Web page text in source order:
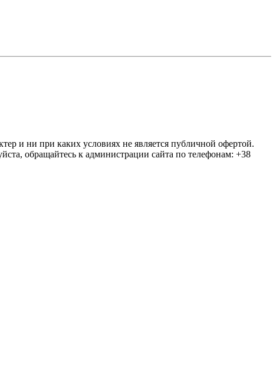
и ни при каких условиях не является публичной офертой.
обращайтесь к администрации сайта по телефонам: +38